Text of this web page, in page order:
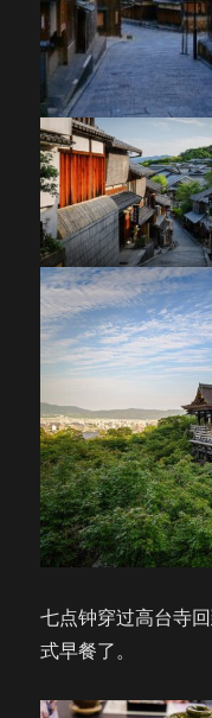
七点钟穿过高台寺
式早餐了。